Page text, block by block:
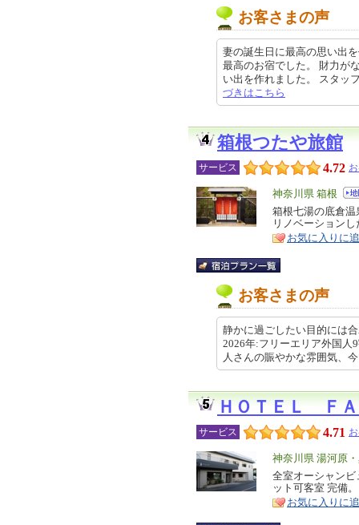
お客さまの声
妻の誕生日に最高の思い出
最高のお宿でした。 財力が
い出を作れました。 スタ
づきはこちら
箱根つたや旅館
サービス 4.72
エ
リ
ア
神奈川県 箱根
特
徴
箱根七湯の底倉
リノベーション
お気に入りに
お客さまの声
静かに過ごしたい目的には
2026年:フリーエリア外国人
人さんの賑やかな雰囲気、
ＨＯＴＥＬ Ｆ
サービス 4.71
エ
リ
ア
神奈川県 湯河原
特
徴
全室オーシャン
ット可客室 完備。
お気に入りに